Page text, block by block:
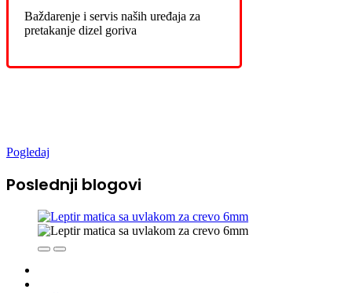
Baždarenje i servis naših uređaja za
pretakanje dizel goriva
Pogledaj
Poslednji blogovi